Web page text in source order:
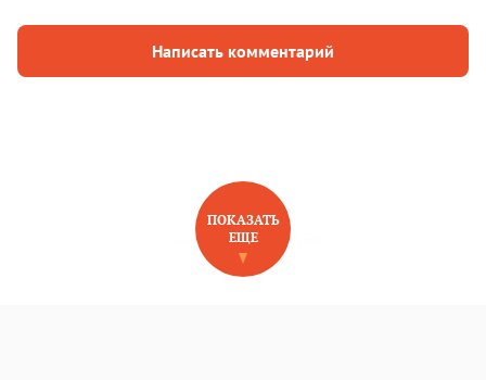
Написать комментарий
НОВОЕ НА САЙТЕ
ПОКАЗАТЬ
ЕЩЕ